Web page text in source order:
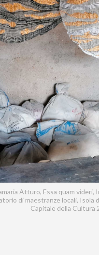
Atturo, Essa quam videri,
di maestranze locali, Isola
Capitale della Cultura